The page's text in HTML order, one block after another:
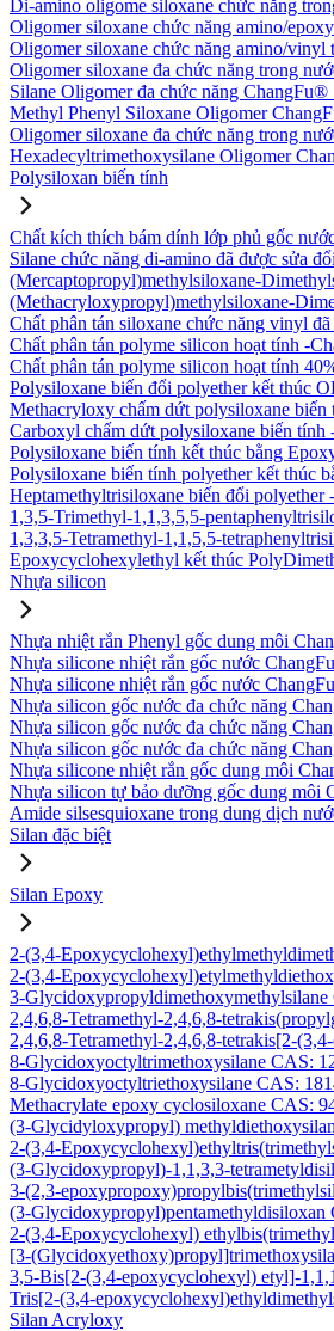
Di-amino oligome siloxane chức năng
Oligomer siloxane chức năng amino/
Oligomer siloxane chức năng amino/
Oligomer siloxane đa chức năng trong
Silane Oligomer đa chức năng ChangFu®
Methyl Phenyl Siloxane Oligomer
Oligomer siloxane đa chức năng trong
Hexadecyltrimethoxysilane Oligomer
Polysiloxan biến tính
Chất kích thích bám dính lớp phủ gốc
Silane chức năng di-amino đã được sửa
(Mercaptopropyl)methylsiloxane-
(Methacryloxypropyl)methylsiloxane-
Chất phân tán siloxane chức năng vinyl
Chất phân tán polyme silicon hoạt tính -
Chất phân tán polyme silicon hoạt tính
Polysiloxane biến đổi polyether kết thúc
Methacryloxy chấm dứt polysiloxane
Carboxyl chấm dứt polysiloxane biến
Polysiloxane biến tính kết thúc bằng
Polysiloxane biến tính polyether kết thúc
Heptamethyltrisiloxane biến đổi
1,3,5-Trimethyl-1,1,3,5,5-
1,3,3,5-Tetramethyl-1,1,5,5-
Epoxycyclohexylethyl kết thúc
Nhựa silicon
Nhựa nhiệt rắn Phenyl gốc dung môi
Nhựa silicone nhiệt rắn gốc nước
Nhựa silicone nhiệt rắn gốc nước
Nhựa silicon gốc nước đa chức năng
Nhựa silicon gốc nước đa chức năng
Nhựa silicon gốc nước đa chức năng
Nhựa silicone nhiệt rắn gốc dung môi
Nhựa silicon tự bảo dưỡng gốc dung môi
Amide silsesquioxane trong dung dịch
Silan đặc biệt
Silan Epoxy
2-(3,4-
2-(3,4-
3-
2,4,6,8-Tetramethyl-2,4,6,8-
2,4,6,8-Tetramethyl-2,4,6,8-tetrakis[2-
8-Glycidoxyoctyltrimethoxysilane CAS:
8-Glycidoxyoctyltriethoxysilane CAS:
Methacrylate epoxy cyclosiloxane CAS:
(3-Glycidyloxypropyl)
2-(3,4-
(3-Glycidoxypropyl)-1,1,3,3-
3-(2,3-
(3-Glycidoxypropyl)pentamethyldisiloxan
2-(3,4-Epoxycyclohexyl)
[3-
3,5-Bis[2-(3,4-epoxycyclohexyl) etyl]-
Tris[2-(3,4-
Silan Acryloxy